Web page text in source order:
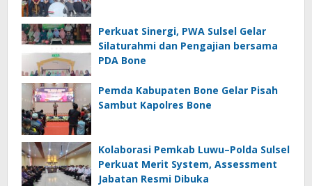
Perkuat Sinergi, PWA Sulsel Gelar
Silaturahmi dan Pengajian bersama
PDA Bone
Pemda Kabupaten Bone Gelar Pisah
Sambut Kapolres Bone
Kolaborasi Pemkab Luwu–Polda Sulsel
Perkuat Merit System, Assessment
Jabatan Resmi Dibuka